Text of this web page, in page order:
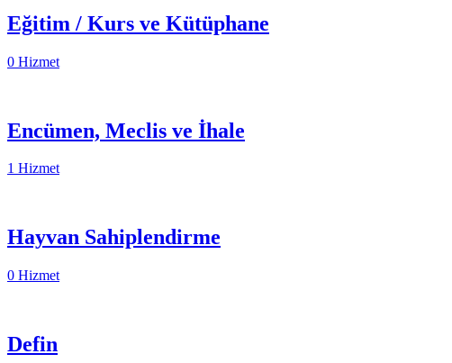
Eğitim / Kurs ve Kütüphane
0 Hizmet
Encümen, Meclis ve İhale
1 Hizmet
Hayvan Sahiplendirme
0 Hizmet
Defin